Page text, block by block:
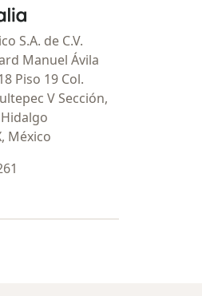
inicio
S.A. de C.V.
Manuel Ávila
Piso 19 Col.
V Sección,
México
pestaña
nueva pestaña
abre en una nueva pestaña